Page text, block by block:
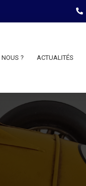
? ACTUALITÉS